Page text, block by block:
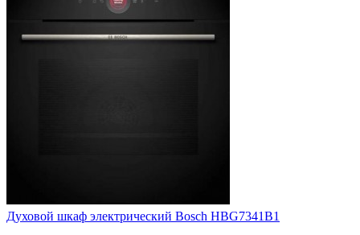
Духовой шкаф электрический Bosch HBG7341B1